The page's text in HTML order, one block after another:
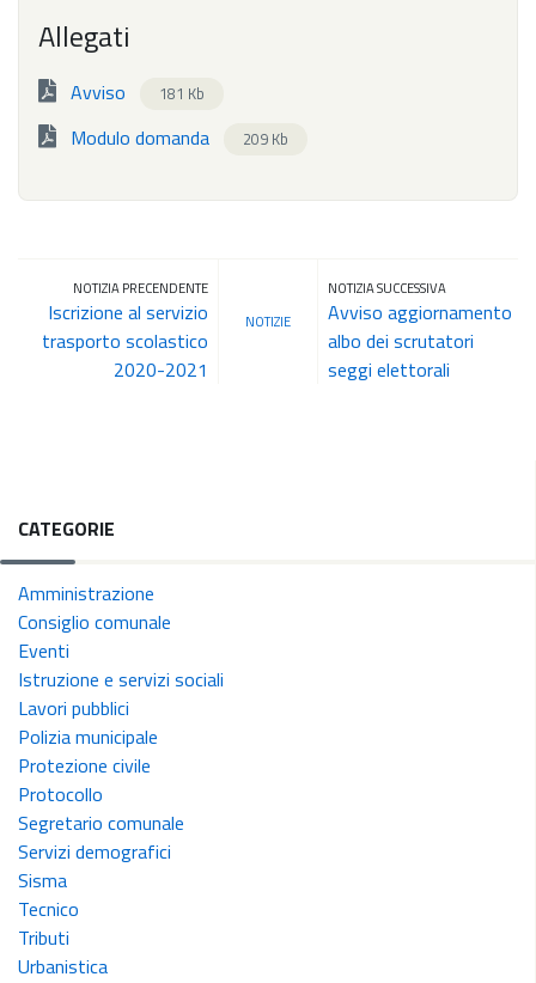
Allegati
Avviso 181 Kb
Modulo domanda 209 Kb
NOTIZIA PRECENDENTE
Iscrizione al servizio
trasporto scolastico
2020-2021
NOTIZIE
NOTIZIA SUCCESSIVA
Avviso aggiornamento
albo dei scrutatori
seggi elettorali
CATEGORIE
Amministrazione
Consiglio comunale
Eventi
Istruzione e servizi sociali
Lavori pubblici
Polizia municipale
Protezione civile
Protocollo
Segretario comunale
Servizi demografici
Sisma
Tecnico
Tributi
Urbanistica